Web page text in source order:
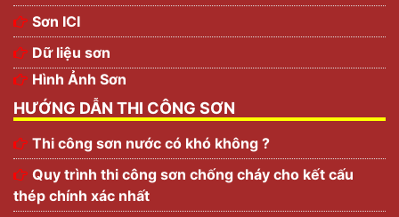
Sơn ICI
Dữ liệu sơn
Hình Ảnh Sơn
HƯỚNG DẪN THI CÔNG SƠN
Thi công sơn nước có khó không ?
Quy trình thi công sơn chống cháy cho kết cấu
thép chính xác nhất